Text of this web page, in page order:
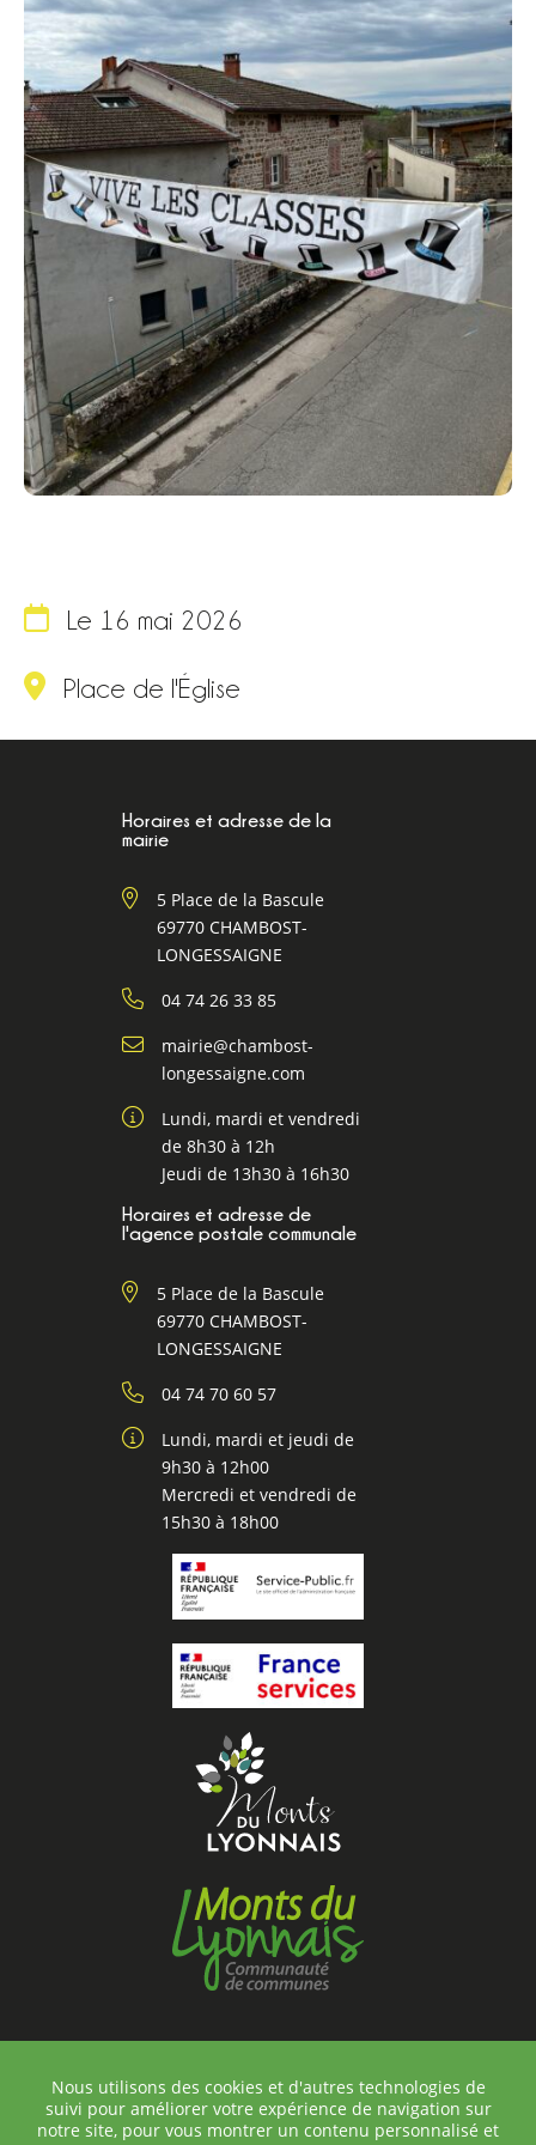
Le 16 mai 2026
Place de l'Église
Horaires et adresse de la
mairie
5 Place de la Bascule
69770 CHAMBOST-
LONGESSAIGNE
04 74 26 33 85
mairie@chambost-
longessaigne.com
Lundi, mardi et vendredi
de 8h30 à 12h
Jeudi de 13h30 à 16h30
Horaires et adresse de
l'agence postale communale
5 Place de la Bascule
69770 CHAMBOST-
LONGESSAIGNE
04 74 70 60 57
Lundi, mardi et jeudi de
9h30 à 12h00
Mercredi et vendredi de
15h30 à 18h00
©Chambost-Longessaigne
Nous utilisons des cookies et d'autres technologies de
suivi pour améliorer votre expérience de navigation sur
notre site, pour vous montrer un contenu personnalisé et